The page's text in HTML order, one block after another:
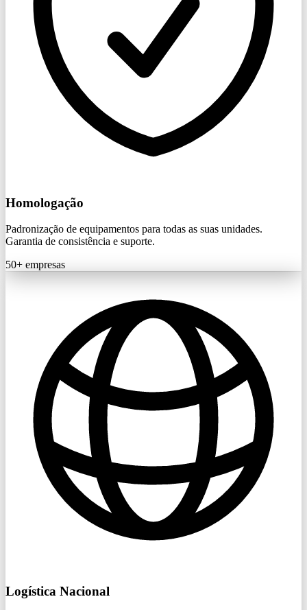
Homologação
Padronização de equipamentos para todas as suas unidades.
Garantia de consistência e suporte.
50+ empresas
Logística Nacional